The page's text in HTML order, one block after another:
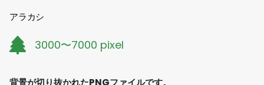
アラカシ
3000〜7000 pixel
背景が切り抜かれたPNGファイルです。